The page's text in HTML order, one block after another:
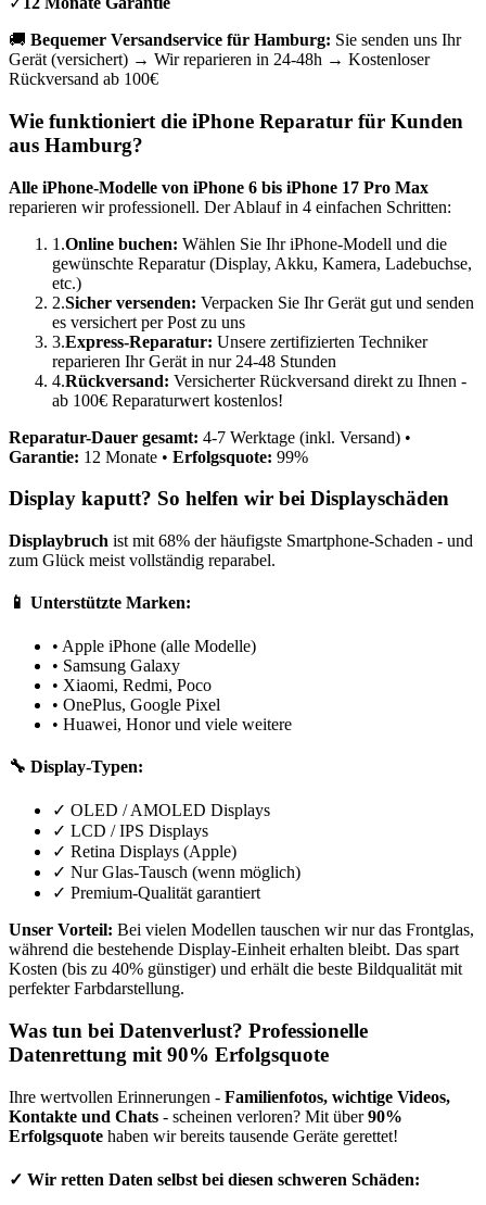
🚚 Bequemer Versandservice für Hamburg: Sie senden uns Ihr
Gerät (versichert) → Wir reparieren in 24-48h → Kostenloser
Rückversand ab 100€
Wie funktioniert die iPhone Reparatur für Kunden
aus Hamburg?
Alle iPhone-Modelle von iPhone 6 bis iPhone 17 Pro Max
reparieren wir professionell. Der Ablauf in 4 einfachen Schritten:
1.Online buchen: Wählen Sie Ihr iPhone-Modell und die
gewünschte Reparatur (Display, Akku, Kamera, Ladebuchse,
etc.)
2.Sicher versenden: Verpacken Sie Ihr Gerät gut und senden
es versichert per Post zu uns
3.Express-Reparatur: Unsere zertifizierten Techniker
reparieren Ihr Gerät in nur 24-48 Stunden
4.Rückversand: Versicherter Rückversand direkt zu Ihnen -
ab 100€ Reparaturwert kostenlos!
Reparatur-Dauer gesamt: 4-7 Werktage (inkl. Versand) •
Garantie: 12 Monate • Erfolgsquote: 99%
Display kaputt? So helfen wir bei Displayschäden
Displaybruch ist mit 68% der häufigste Smartphone-Schaden - und
zum Glück meist vollständig reparabel.
📱 Unterstützte Marken:
• Apple iPhone (alle Modelle)
• Samsung Galaxy
• Xiaomi, Redmi, Poco
• OnePlus, Google Pixel
• Huawei, Honor und viele weitere
🔧 Display-Typen:
✓ OLED / AMOLED Displays
✓ LCD / IPS Displays
✓ Retina Displays (Apple)
✓ Nur Glas-Tausch (wenn möglich)
✓ Premium-Qualität garantiert
Unser Vorteil: Bei vielen Modellen tauschen wir nur das Frontglas,
während die bestehende Display-Einheit erhalten bleibt. Das spart
Kosten (bis zu 40% günstiger) und erhält die beste Bildqualität mit
perfekter Farbdarstellung.
Was tun bei Datenverlust? Professionelle
Datenrettung mit 90% Erfolgsquote
Ihre wertvollen Erinnerungen - Familienfotos, wichtige Videos,
Kontakte und Chats - scheinen verloren? Mit über90%
Erfolgsquote haben wir bereits tausende Geräte gerettet!
✓ Wir retten Daten selbst bei diesen schweren Schäden: